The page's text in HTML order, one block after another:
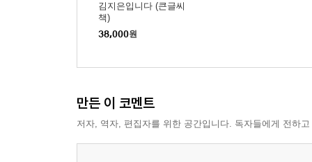
김지은입니다 (큰글씨
책)
38,000원
만든 이 코멘트
저자, 역자, 편집자를 위한 공간입니다. 독자들에게 전하